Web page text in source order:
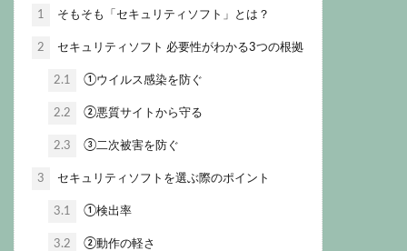
1 そもそも「セキュリティソフト」とは？
2 セキュリティソフト 必要性がわかる3つの根拠
2.1 ①ウイルス感染を防ぐ
2.2 ②悪質サイトから守る
2.3 ③二次被害を防ぐ
3 セキュリティソフトを選ぶ際のポイント
3.1 ①検出率
3.2 ②動作の軽さ